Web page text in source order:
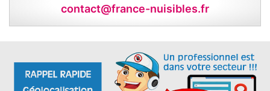
contact@france-nuisibles.fr